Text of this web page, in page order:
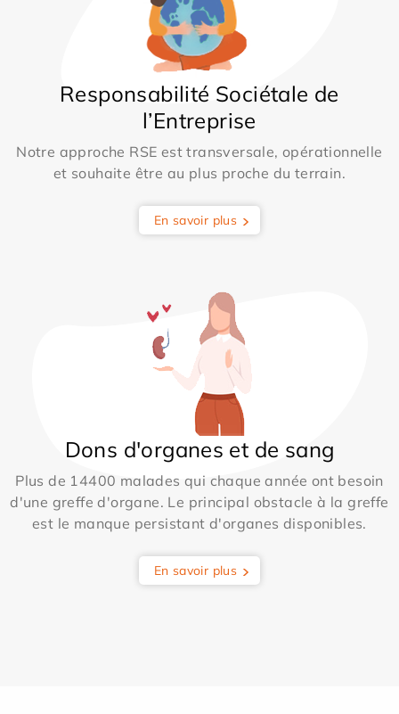
Responsabilité Sociétale de
l’Entreprise
Notre approche RSE est transversale, opérationnelle
et souhaite être au plus proche du terrain.
En savoir plus
Dons d'organes et de sang
Plus de 14400 malades qui chaque année ont besoin
d'une greffe d'organe. Le principal obstacle à la greffe
est le manque persistant d'organes disponibles.
En savoir plus